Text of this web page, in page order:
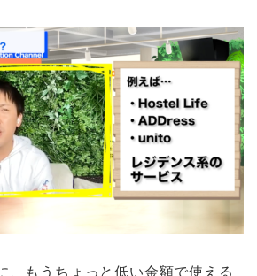
、もうちょっと低い金額で使える